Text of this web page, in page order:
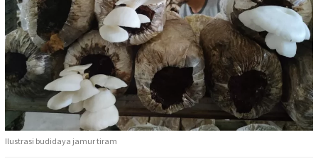
Ilustrasi budidaya jamur tiram